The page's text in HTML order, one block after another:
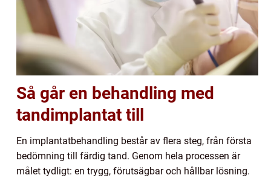
Så går en behandling med
tandimplantat till
En implantatbehandling består av flera steg, från första
bedömning till färdig tand. Genom hela processen är
målet tydligt: en trygg, förutsägbar och hållbar lösning.